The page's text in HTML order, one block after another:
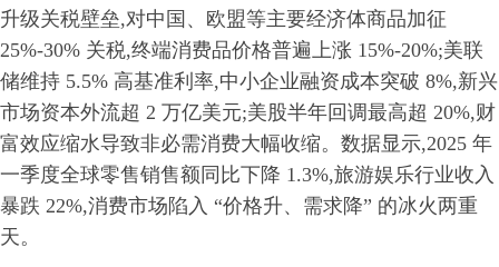
升级关税壁垒,对中国、欧盟等主要经济体商品加征
25%-30% 关税,终端消费品价格普遍上涨 15%-20%;美联
储维持 5.5% 高基准利率,中小企业融资成本突破 8%,新兴
市场资本外流超 2 万亿美元;美股半年回调最高超 20%,财
富效应缩水导致非必需消费大幅收缩。数据显示,2025 年
一季度全球零售销售额同比下降 1.3%,旅游娱乐行业收入
暴跌 22%,消费市场陷入 “价格升、需求降” 的冰火两重
天。